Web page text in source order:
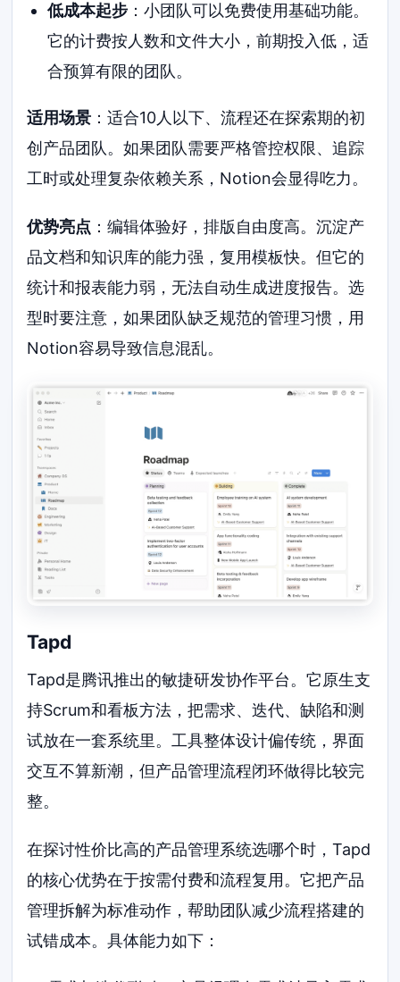
低成本起步：小团队可以免费使用基础功能。
它的计费按人数和文件大小，前期投入低，适
合预算有限的团队。
适用场景 ：适合10人以下、流程还在探索期的初
创产品团队。如果团队需要严格管控权限、追踪
工时或处理复杂依赖关系，Notion会显得吃力。
优势亮点 ：编辑体验好，排版自由度高。沉淀产
品文档和知识库的能力强，复用模板快。但它的
统计和报表能力弱，无法自动生成进度报告。选
型时要注意，如果团队缺乏规范的管理习惯，用
Notion容易导致信息混乱。
Tapd
Tapd是腾讯推出的敏捷研发协作平台。它原生支
持Scrum和看板方法，把需求、迭代、缺陷和测
试放在一套系统里。工具整体设计偏传统，界面
交互不算新潮，但产品管理流程闭环做得比较完
整。
在探讨性价比高的产品管理系统选哪个时，Tapd
的核心优势在于按需付费和流程复用。它把产品
管理拆解为标准动作，帮助团队减少流程搭建的
试错成本。具体能力如下：